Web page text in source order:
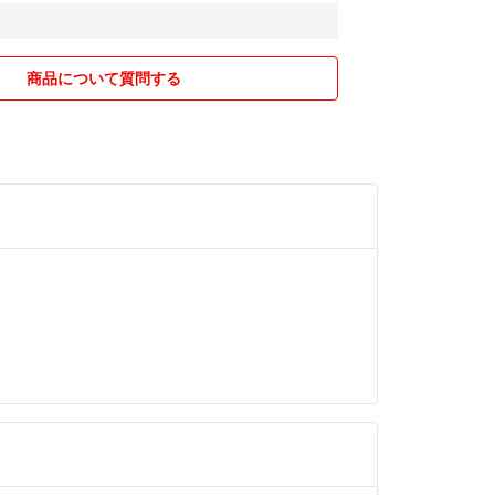
の場合、お値引き優遇します。お気軽にコメント
端末となっております。忠実な再現を心掛けてお
だきます。
商品について質問する